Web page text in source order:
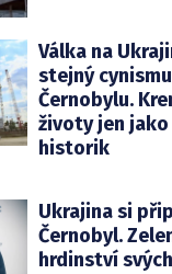
Válka na
stejný
Černobylu.
životy jen
historik
Ukrajina si
Černobyl.
hrdinství